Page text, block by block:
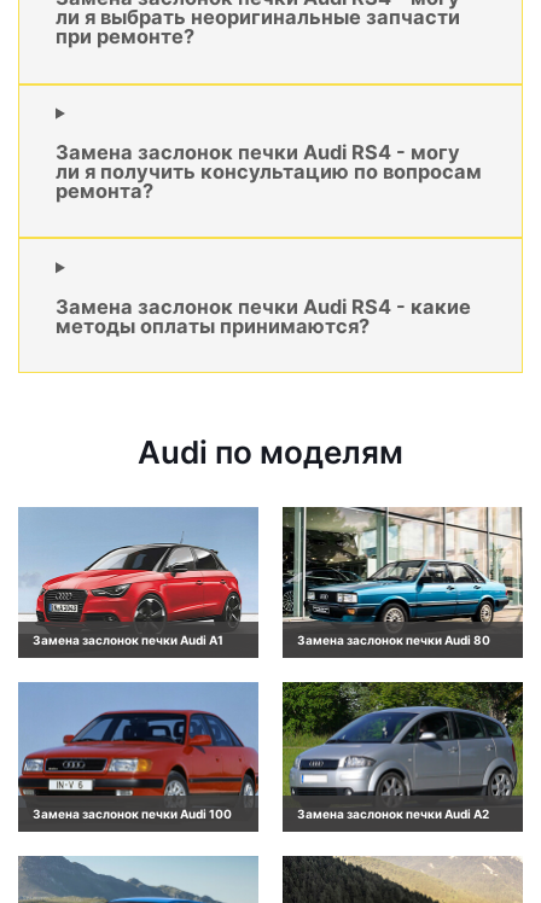
ли я выбрать неоригинальные запчасти
при ремонте?
Замена заслонок печки Audi RS4 - могу
ли я получить консультацию по вопросам
ремонта?
Замена заслонок печки Audi RS4 - какие
методы оплаты принимаются?
Audi по моделям
Замена заслонок печки Audi A1 Замена заслонок печки Audi 80
Замена заслонок печки Audi 100 Замена заслонок печки Audi A2